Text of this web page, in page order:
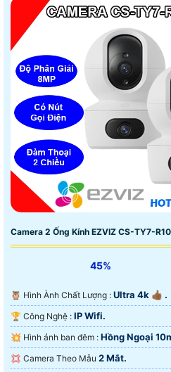
Camera 2 Ống Kính EZVIZ CS-TY7-
45%
🦉 Hình Ành Chất Lượng : Ultra 4k 👍🏾 .
🏆 Công Nghệ : IP Wifi.
💥 Hình ảnh ban đêm : Hồng Ngoại
💢 Camera Theo Mẫu 2 Mắt.